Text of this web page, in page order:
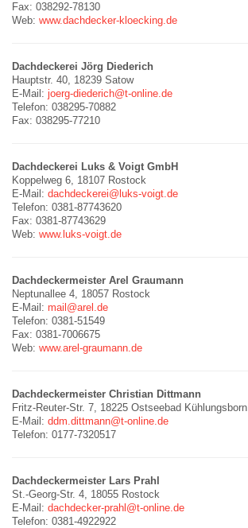
Fax: 038292-78130
Web: www.dachdecker-kloecking.de
Dachdeckerei Jörg Diederich
Hauptstr. 40, 18239 Satow
E-Mail: joerg-diederich@t-online.de
Telefon: 038295-70882
Fax: 038295-77210
Dachdeckerei Luks & Voigt GmbH
Koppelweg 6, 18107 Rostock
E-Mail: dachdeckerei@luks-voigt.de
Telefon: 0381-87743620
Fax: 0381-87743629
Web: www.luks-voigt.de
Dachdeckermeister Arel Graumann
Neptunallee 4, 18057 Rostock
E-Mail: mail@arel.de
Telefon: 0381-51549
Fax: 0381-7006675
Web: www.arel-graumann.de
Dachdeckermeister Christian Dittmann
Fritz-Reuter-Str. 7, 18225 Ostseebad Kühlungsborn
E-Mail: ddm.dittmann@t-online.de
Telefon: 0177-7320517
Dachdeckermeister Lars Prahl
St.-Georg-Str. 4, 18055 Rostock
E-Mail: dachdecker-prahl@t-online.de
Telefon: 0381-4922922